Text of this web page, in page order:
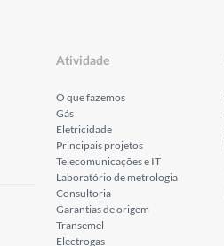
Atividade
O que fazemos
Gás
Eletricidade
Principais projetos
Telecomunicações e IT
Laboratório de metrologia
Consultoria
Garantias de origem
Transemel
Electrogas